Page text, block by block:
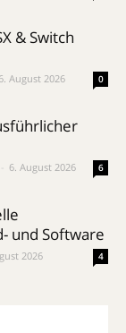
& Switch
August 2026 0
6. August 2026 6
und Software
2026 4